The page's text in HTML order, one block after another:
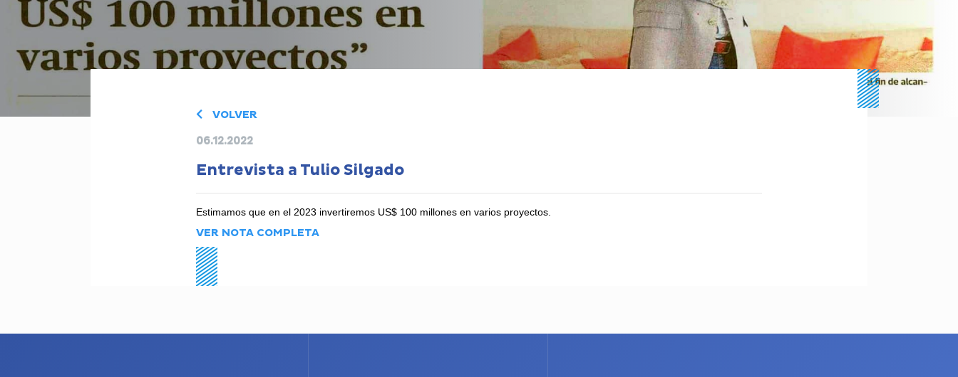
VOLVER
06.12.2022
Entrevista a Tulio Silgado
Estimamos que en el 2023 invertiremos US$ 100 millones en varios proyectos.
VER NOTA COMPLETA